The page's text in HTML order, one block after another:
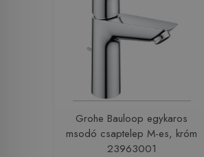
Grohe Bauloop egykaros
msodó csaptelep M-es, króm
23963001